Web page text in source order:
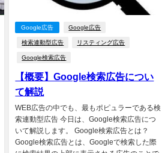
Google広告 Google広告
検索連動型広告 リスティング広告
Google検索広告
【概要】Google検索広告につい
て解説
WEB広告の中でも、最もポピュラーである検
索連動型広告 今日は、Google検索広告につ
いて解説します。 Google検索広告とは？
Google検索広告とは、Googleで検索した際